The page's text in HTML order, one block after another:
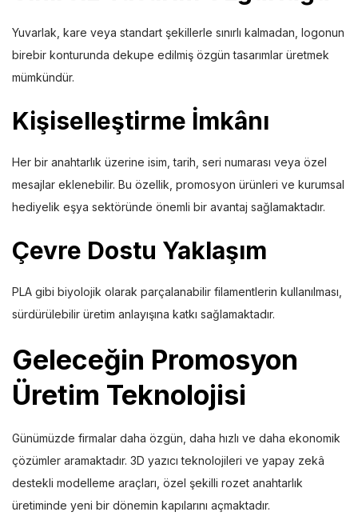
Yuvarlak, kare veya standart şekillerle sınırlı kalmadan, logonun
birebir konturunda dekupe edilmiş özgün tasarımlar üretmek
mümkündür.
Kişiselleştirme İmkânı
Her bir anahtarlık üzerine isim, tarih, seri numarası veya özel
mesajlar eklenebilir. Bu özellik, promosyon ürünleri ve kurumsal
hediyelik eşya sektöründe önemli bir avantaj sağlamaktadır.
Çevre Dostu Yaklaşım
PLA gibi biyolojik olarak parçalanabilir filamentlerin kullanılması,
sürdürülebilir üretim anlayışına katkı sağlamaktadır.
Geleceğin Promosyon
Üretim Teknolojisi
Günümüzde firmalar daha özgün, daha hızlı ve daha ekonomik
çözümler aramaktadır. 3D yazıcı teknolojileri ve yapay zekâ
destekli modelleme araçları, özel şekilli rozet anahtarlık
üretiminde yeni bir dönemin kapılarını açmaktadır.